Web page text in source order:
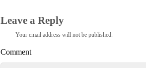
Leave a Reply
Your email address will not be published.
Comment